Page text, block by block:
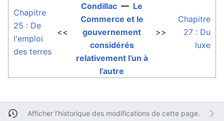
Chapitre
25 : De
l'emploi
des terres
<<
Condillac — Le
Commerce et le
gouvernement
considérés
relativement l’un à
l’autre
>>
Chapitre
27 : Du
luxe
Afficher l’historique des modifications de cette page.